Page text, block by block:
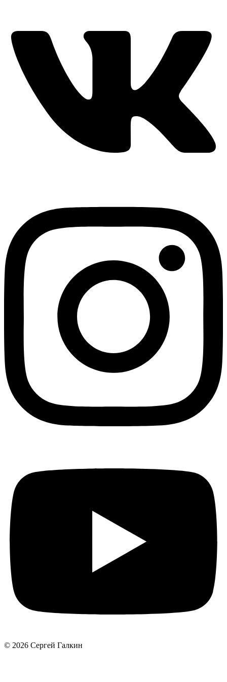
© 2026 Сергей Галкин